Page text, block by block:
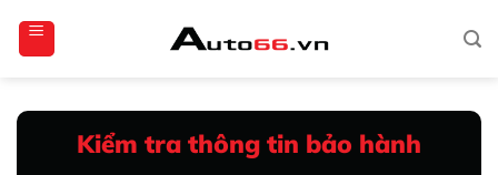
qua
Kiểm tra thông tin bảo hành